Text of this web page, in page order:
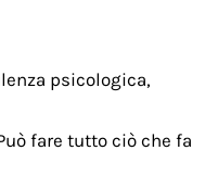
psicologica,
fare tutto ciò che fa